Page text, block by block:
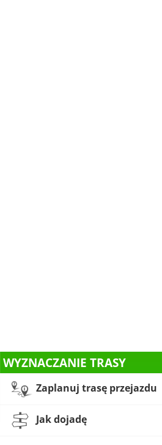
WYZNACZANIE TRASY
Zaplanuj trasę przejazdu
Jak dojadę